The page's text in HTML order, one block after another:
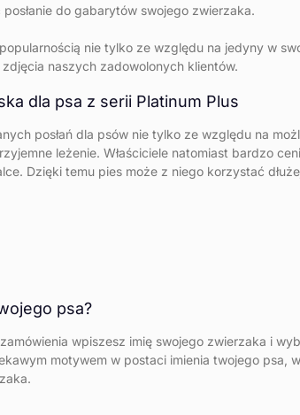
do gabarytów swojego zwierzaka.
nie tylko ze względu na jedyny w
naszych zadowolonych klientów.
dla psa z serii Platinum Plus
posłań dla psów nie tylko ze względu na
leżenie. Właściciele natomiast bardzo
Dzięki temu pies może z niego korzystać
psa?
wpiszesz imię swojego zwierzaka i
motywem w postaci imienia twojego